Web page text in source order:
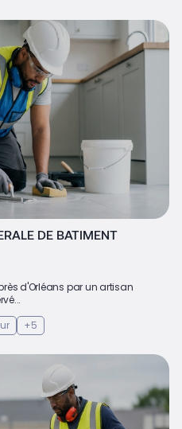
DE BATIMENT
d'Orléans par un artisan
+5